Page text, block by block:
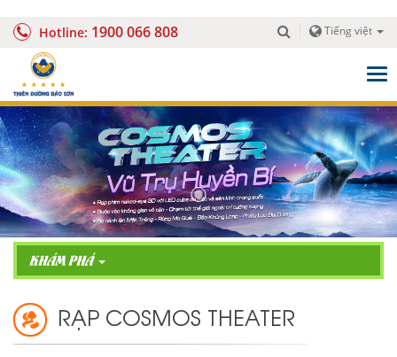
Hotline: 1900 066 808 Tiếng việt
KHÁM PHÁ
RẠP COSMOS THEATER